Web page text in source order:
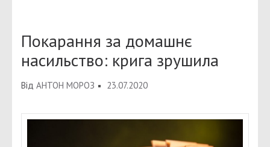
Покарання за домашнє
насильство: крига зрушила
Від АНТОН МОРОЗ 23.07.2020